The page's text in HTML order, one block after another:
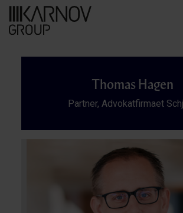
Thomas Hagen
Partner, Advokatfirmaet